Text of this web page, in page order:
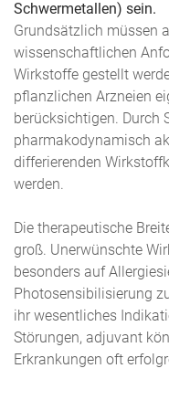
Schwermetallen) sein.
Grundsätzlich müssen
wissenschaftlichen
Wirkstoffe gestellt
pflanzlichen Arzneien
berücksichtigen. Durch
pharmakodynamisch
differierenden
werden.
Die therapeutische
groß. Unerwünschte
besonders auf
Photosensibilisierung
ihr wesentliches
Störungen, adjuvant
Erkrankungen oft